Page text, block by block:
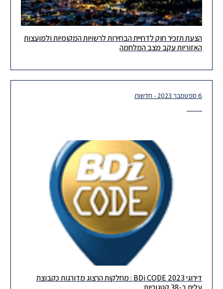
לקוחות וחברים יקרים, בתאריך 11.10.2023 פרסם משרד הפנים תזכיר
הצעת תזכיר חוק לדחיית הבחירות לרשויות המקומיות ולמועצות
האזוריות עקב מצב המלחמה
6 ספטמבר 2023 - חדשות
גאים לשתף שהרצוג הגיעה למספר מרשים של 38 דירוגים בקבוצת
דירוגי BDi CODE 2023 : מחלקות הרצוג מדורגות כקבוצת